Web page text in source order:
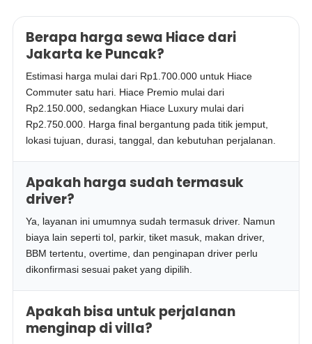
Berapa harga sewa Hiace dari
Jakarta ke Puncak?
Estimasi harga mulai dari Rp1.700.000 untuk Hiace
Commuter satu hari. Hiace Premio mulai dari
Rp2.150.000, sedangkan Hiace Luxury mulai dari
Rp2.750.000. Harga final bergantung pada titik jemput,
lokasi tujuan, durasi, tanggal, dan kebutuhan perjalanan.
Apakah harga sudah termasuk
driver?
Ya, layanan ini umumnya sudah termasuk driver. Namun
biaya lain seperti tol, parkir, tiket masuk, makan driver,
BBM tertentu, overtime, dan penginapan driver perlu
dikonfirmasi sesuai paket yang dipilih.
Apakah bisa untuk perjalanan
menginap di villa?